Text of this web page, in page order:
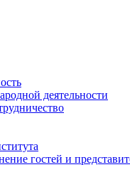
деятельности
гостей и